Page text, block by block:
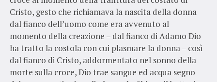
Cristo, gesto che richiamava la nascita della donna
dal fianco dell’uomo come era avvenuto al
momento della creazione – dal fianco di Adamo Dio
ha tratto la costola con cui plasmare la donna – così
dal fianco di Cristo, addormentato nel sonno della
morte sulla croce, Dio trae sangue ed acqua segno